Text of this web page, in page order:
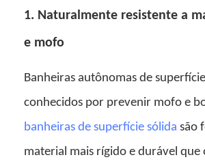
1. Naturalmente resistente a
e mofo
Banheiras autônomas de
conhecidos por prevenir mofo e
banheiras de superfície sólida são
material mais rígido e durável que